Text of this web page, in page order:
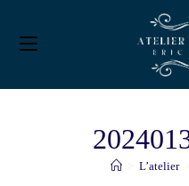
L’atelier